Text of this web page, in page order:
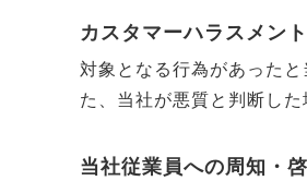
カスタマーハラスメン
対象となる行為があった
た、当社が悪質と判断し
当社従業員への周知・